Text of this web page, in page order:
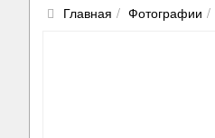
Главная Фотографии